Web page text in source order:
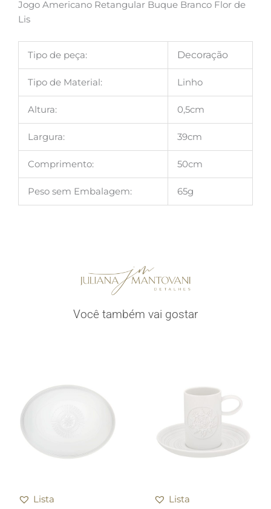
Jogo Americano Retangular Buque Branco Flor de
Lis
Tipo de peça: Decoração
Tipo de Material: Linho
Altura: 0,5cm
Largura: 39cm
Comprimento: 50cm
Peso sem Embalagem: 65g
Você também vai gostar
Lista Lista